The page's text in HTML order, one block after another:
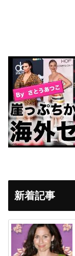
新着記事